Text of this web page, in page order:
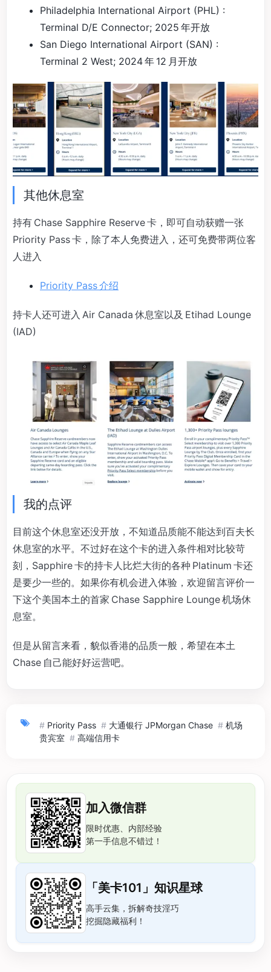
Philadelphia International Airport (PHL) :
Terminal D/E Connector; 2025 年开放
San Diego International Airport (SAN) :
Terminal 2 West; 2024 年 12 月开放
其他休息室
持有 Chase Sapphire Reserve 卡，即可自动获赠一张
Priority Pass 卡，除了本人免费进入，还可免费带两位客
人进入
Priority Pass 介绍
持卡人还可进入 Air Canada 休息室以及 Etihad Lounge
(IAD)
我的点评
目前这个休息室还没开放，不知道品质能不能达到百夫长
休息室的水平。不过好在这个卡的进入条件相对比较苛
刻，Sapphire 卡的持卡人比烂大街的各种 Platinum 卡还
是要少一些的。如果你有机会进入体验，欢迎留言评价一
下这个美国本土的首家 Chase Sapphire Lounge 机场休
息室。
但是从留言来看，貌似香港的品质一般，希望在本土
Chase 自己能好好运营吧。
# Priority Pass # 大通银行 JPMorgan Chase # 机场
贵宾室 # 高端信用卡
加入微信群
限时优惠、内部经验
第一手信息不错过！
「美卡101」知识星球
高手云集，拆解奇技淫巧
挖掘隐藏福利！